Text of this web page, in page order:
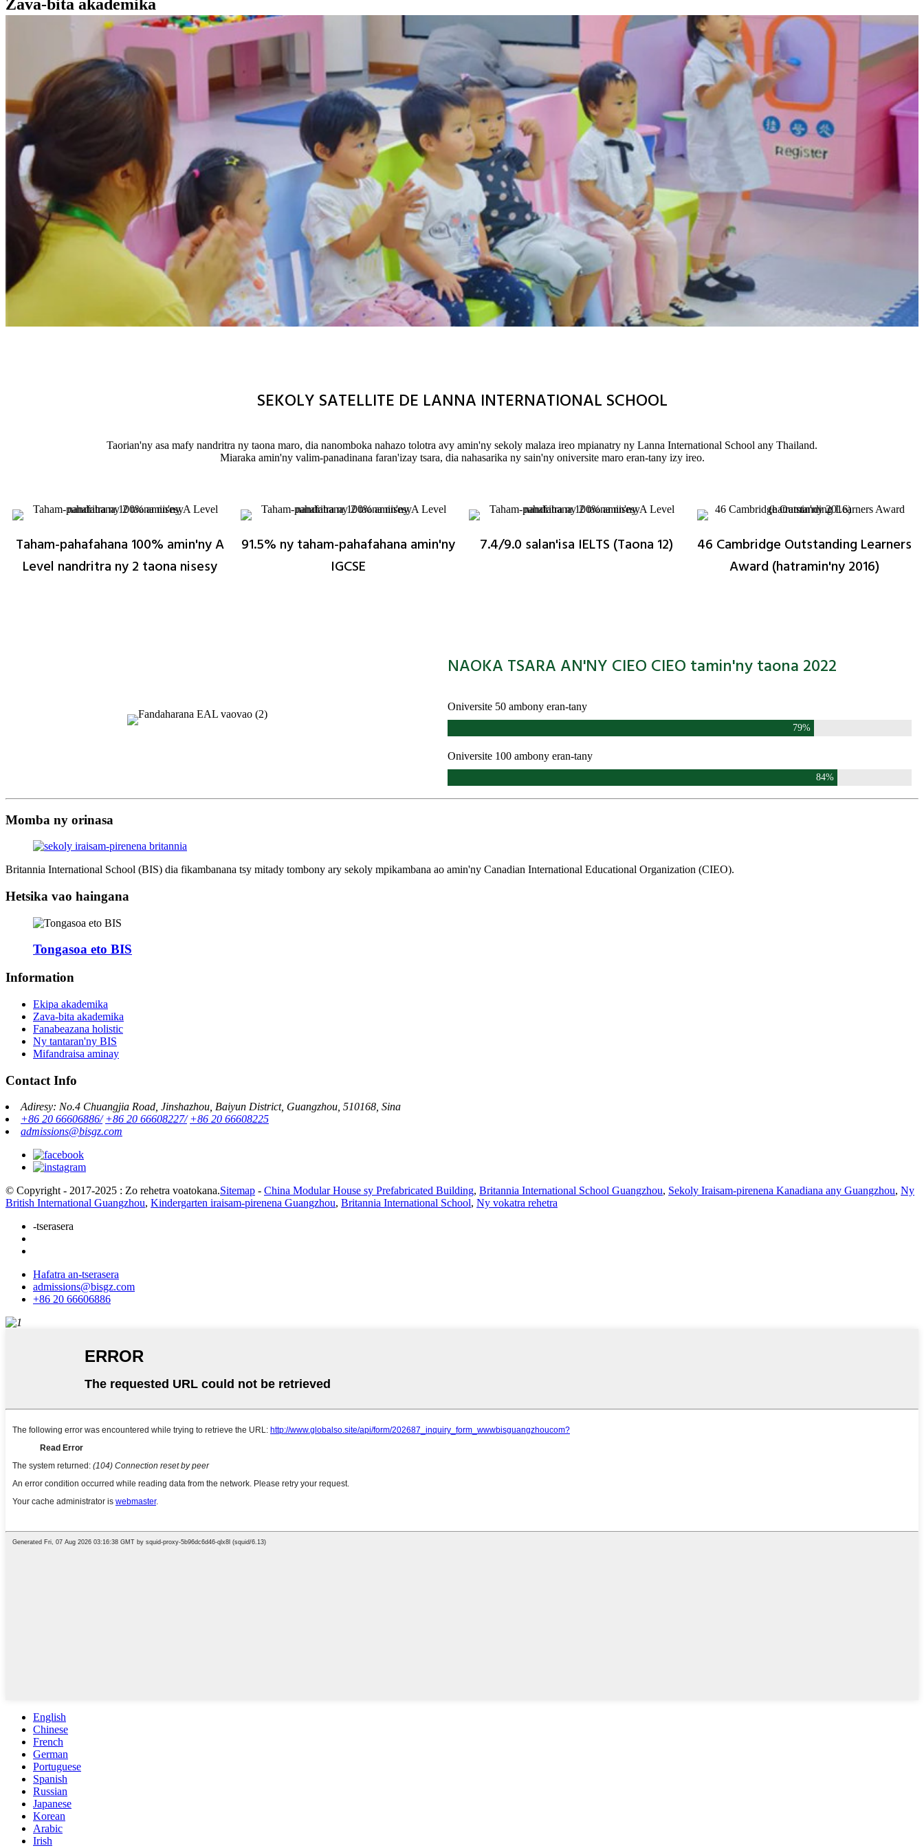
Zava-bita akademika
SEKOLY SATELLITE DE LANNA INTERNATIONAL SCHOOL
Taorian'ny asa mafy nandritra ny taona maro, dia nanomboka nahazo tolotra avy amin'ny sekoly malaza ireo mpianatry ny Lanna International School any Thailand.
Miaraka amin'ny valim-panadinana faran'izay tsara, dia nahasarika ny sain'ny oniversite maro eran-tany izy ireo.
Taham-pahafahana 100% amin'ny A
Level nandritra ny 2 taona nisesy
91.5% ny taham-pahafahana amin'ny
IGCSE
7.4/9.0 salan'isa IELTS (Taona 12)
46 Cambridge Outstanding Learners
Award (hatramin'ny 2016)
NAOKA TSARA AN'NY CIEO CIEO tamin'ny taona 2022
Oniversite 50 ambony eran-tany
79%
Oniversite 100 ambony eran-tany
84%
Momba ny orinasa
Britannia International School (BIS) dia fikambanana tsy mitady tombony ary sekoly mpikambana ao amin'ny Canadian International Educational Organization (CIEO).
Hetsika vao haingana
Tongasoa eto BIS
Information
Ekipa akademika
Zava-bita akademika
Fanabeazana holistic
Ny tantaran'ny BIS
Mifandraisa aminay
Contact Info
Adiresy: No.4 Chuangjia Road, Jinshazhou, Baiyun District, Guangzhou, 510168, Sina
+86 20 66606886/ +86 20 66608227/ +86 20 66608225
admissions@bisgz.com
© Copyright - 2017-2025 : Zo rehetra voatokana.Sitemap - China Modular House sy Prefabricated Building, Britannia International School Guangzhou, Sekoly Iraisam-pirenena Kanadiana any Guangzhou, Ny
British International Guangzhou, Kindergarten iraisam-pirenena Guangzhou, Britannia International School, Ny vokatra rehetra
-tserasera
Hafatra an-tserasera
admissions@bisgz.com
+86 20 66606886
English
Chinese
French
German
Portuguese
Spanish
Russian
Japanese
Korean
Arabic
Irish